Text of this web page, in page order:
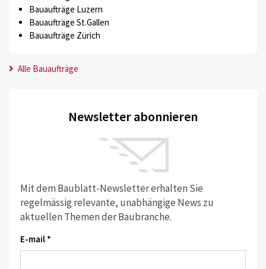
Bauaufträge Luzern
Bauaufträge St.Gallen
Bauaufträge Zürich
Alle Bauaufträge
Newsletter abonnieren
Mit dem Baublatt-Newsletter erhalten Sie
regelmässig relevante, unabhängige News zu
aktuellen Themen der Baubranche.
E-mail *